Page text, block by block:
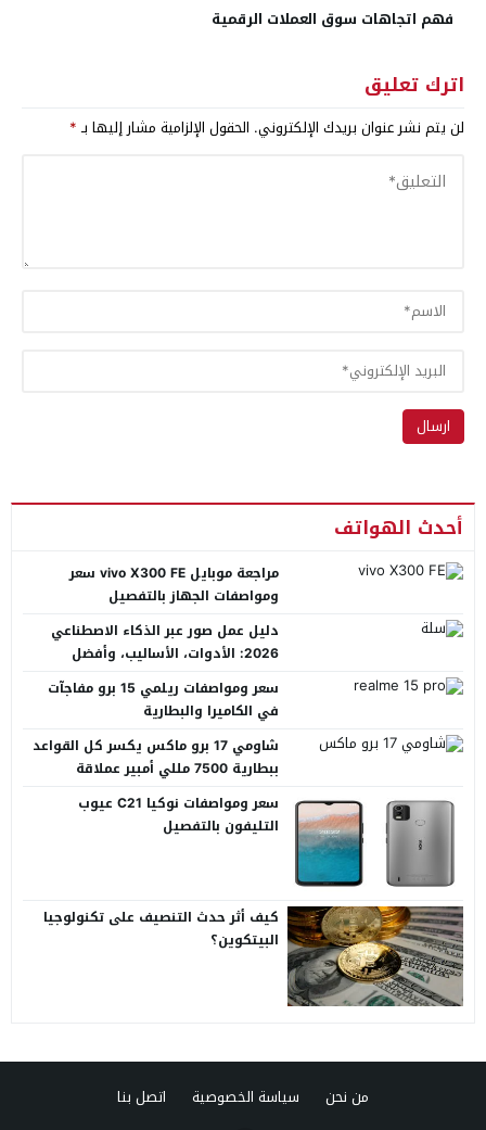
فهم اتجاهات سوق العملات الرقمية
اترك تعليق
لن يتم نشر عنوان بريدك الإلكتروني. الحقول الإلزامية مشار إليها بـ*
أحدث الهواتف
مراجعة موبايل vivo X300 FE سعر
ومواصفات الجهاز بالتفصيل
دليل عمل صور عبر الذكاء الاصطناعي
2026: الأدوات، الأساليب، وأفضل
سعر ومواصفات ريلمي 15 برو مفاجآت
في الكاميرا والبطارية
شاومي 17 برو ماكس يكسر كل القواعد
ببطارية 7500 مللي أمبير عملاقة
سعر ومواصفات نوكيا C21 عيوب
التليفون بالتفصيل
كيف أثر حدث التنصيف على تكنولوجيا
البيتكوين؟
من نحن سياسة الخصوصية اتصل بنا